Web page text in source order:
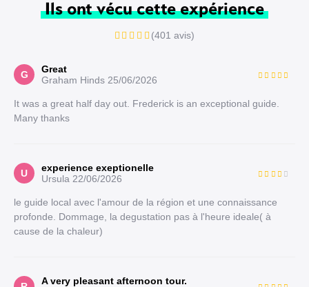
Ils ont vécu cette expérience
(401 avis)
G
Great
Graham Hinds 25/06/2026
It was a great half day out. Frederick is an exceptional guide.
Many thanks
U
experience exeptionelle
Ursula 22/06/2026
le guide local avec l'amour de la région et une connaissance
profonde. Dommage, la degustation pas à l'heure ideale( à
cause de la chaleur)
A very pleasant afternoon tour.